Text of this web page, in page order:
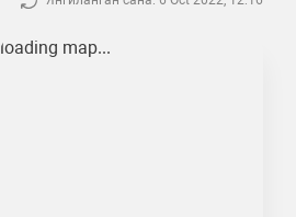
loading map...